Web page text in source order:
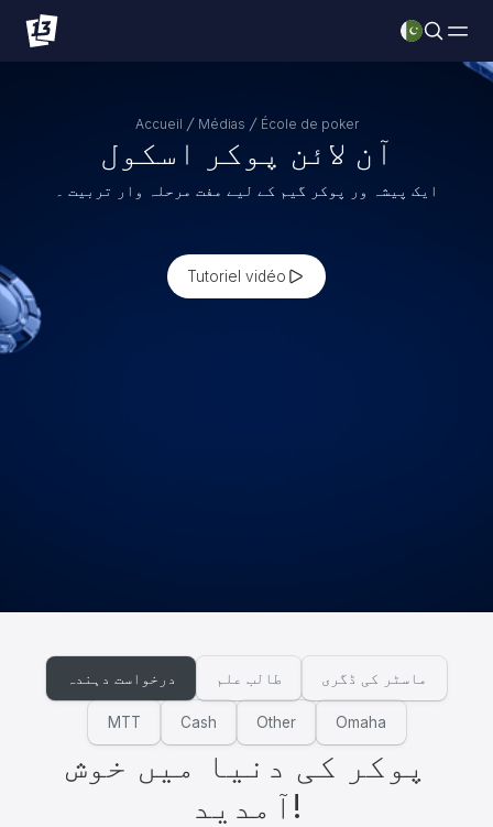
Accueil Médias École de poker
آن لائن پوکر اسکول
ایک پیشہ ور پوکر گیم کے لیے مفت مرحلہ وار تربیت ۔
Tutoriel vidéo
درخواست دہندہ طالب علم ماسٹر کی ڈگری
MTT Cash Other Omaha
پوکر کی دنیا میں خوش
آمدید!